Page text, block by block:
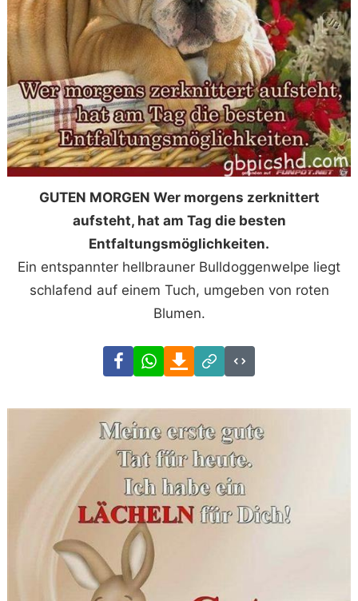
GUTEN MORGEN Wer morgens zerknittert
aufsteht, hat am Tag die besten
Entfaltungsmöglichkeiten.
Ein entspannter hellbrauner Bulldoggenwelpe liegt
schlafend auf einem Tuch, umgeben von roten
Blumen.
FacebookWhatsAppDownload
Link
Code